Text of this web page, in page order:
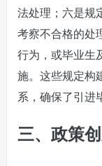
法处理；六是规
考察不合格的处
行为，或毕业生
施。这些规定构
系，确保了引进
三、政策